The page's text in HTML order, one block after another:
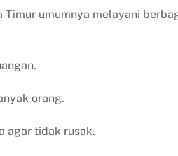
Timur umumnya melayani
orang.
agar tidak rusak.